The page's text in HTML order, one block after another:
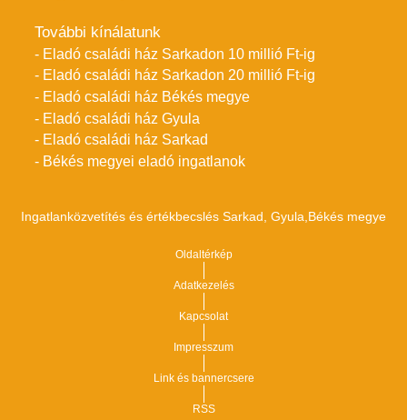
További kínálatunk
- Eladó családi ház Sarkadon 10 millió Ft-ig
- Eladó családi ház Sarkadon 20 millió Ft-ig
- Eladó családi ház Békés megye
- Eladó családi ház Gyula
- Eladó családi ház Sarkad
- Békés megyei eladó ingatlanok
Ingatlanközvetítés és értékbecslés Sarkad, Gyula,Békés megye
Oldaltérkép
Adatkezelés
Kapcsolat
Impresszum
Link és bannercsere
RSS